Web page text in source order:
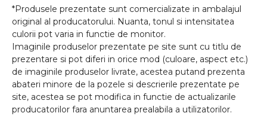
*Produsele prezentate sunt comercializate in ambalajul
original al producatorului. Nuanta, tonul si intensitatea
culorii pot varia in functie de monitor.
Imaginile produselor prezentate pe site sunt cu titlu de
prezentare si pot diferi in orice mod (culoare, aspect etc.)
de imaginile produselor livrate, acestea putand prezenta
abateri minore de la pozele si descrierile prezentate pe
site, acestea se pot modifica in functie de actualizarile
producatorilor fara anuntarea prealabila a utilizatorilor.